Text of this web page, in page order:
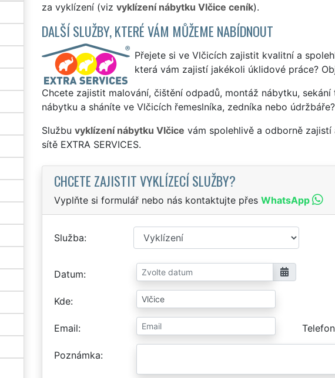
za vyklízení (viz vyklízení nábytku Vlčice ceník).
DALŠÍ SLUŽBY, KTERÉ VÁM MŮŽEME NABÍDNOUT
Přejete si ve Vlčicích zajistit kvalitní a
která vám zajistí jakékoli úklidové práce?
Chcete zajistit malování, čištění odpadů, montáž nábytku,
nábytku a sháníte ve Vlčicích řemeslníka, zedníka nebo
Službu vyklízení nábytku Vlčice vám spolehlivě a odborně
sítě EXTRA SERVICES.
CHCETE ZAJISTIT VYKLÍZECÍ SLUŽBY?
Vyplňte si formulář nebo nás kontaktujte přes WhatsApp
Služba
Datum
Kde
Email Telefon
Poznámka